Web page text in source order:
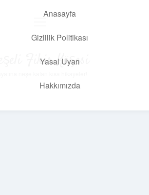
Anasayfa
Gizlilik Politikası
Yasal Uyarı
Hakkımızda
Neşeli Fikir Köşesi